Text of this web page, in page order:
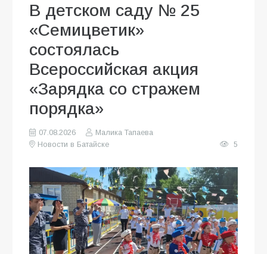
В детском саду № 25
«Семицветик»
состоялась
Всероссийская акция
«Зарядка со стражем
порядка»
07.08.2026
Малика Тапаева
Новости в Батайске
5